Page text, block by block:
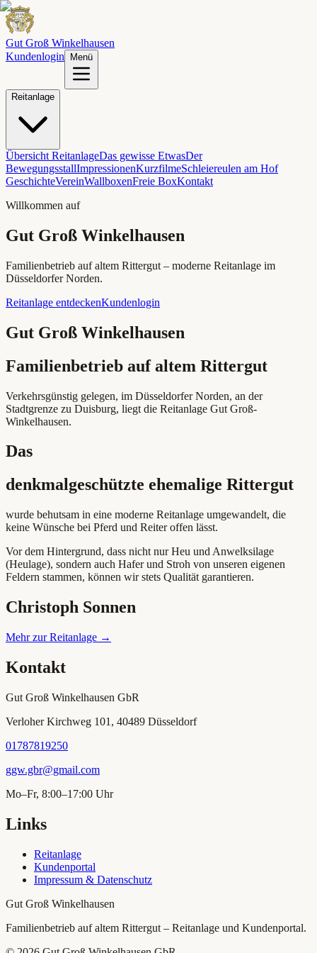
Gut Groß Winkelhausen
Kundenlogin
Menü
Reitanlage
Übersicht ReitanlageDas gewisse EtwasDer
BewegungsstallImpressionenKurzfilmeSchleiereulen am Hof
GeschichteVereinWallboxenFreie BoxKontakt
Willkommen auf
Gut Groß Winkelhausen
Familienbetrieb auf altem Rittergut – moderne Reitanlage im
Düsseldorfer Norden.
Reitanlage entdeckenKundenlogin
Gut Groß Winkelhausen
Familienbetrieb auf altem Rittergut
Verkehrsgünstig gelegen, im Düsseldorfer Norden, an der
Stadtgrenze zu Duisburg, liegt die Reitanlage Gut Groß-
Winkelhausen.
Das
denkmalgeschützte ehemalige Rittergut
wurde behutsam in eine moderne Reitanlage umgewandelt, die
keine Wünsche bei Pferd und Reiter offen lässt.
Vor dem Hintergrund, dass nicht nur Heu und Anwelksilage
(Heulage), sondern auch Hafer und Stroh von unseren eigenen
Feldern stammen, können wir stets Qualität garantieren.
Christoph Sonnen
Mehr zur Reitanlage →
Kontakt
Gut Groß Winkelhausen GbR
Verloher Kirchweg 101, 40489 Düsseldorf
01787819250
ggw.gbr@gmail.com
Mo–Fr, 8:00–17:00 Uhr
Links
Reitanlage
Kundenportal
Impressum & Datenschutz
Gut Groß Winkelhausen
Familienbetrieb auf altem Rittergut – Reitanlage und Kundenportal.